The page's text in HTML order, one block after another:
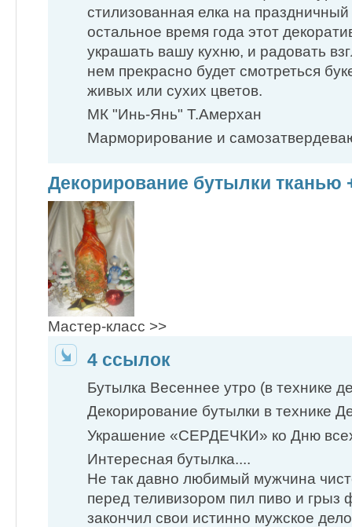
стилизованная елка на
остальное время года этот
украшать вашу кухню, и радовать
нем прекрасно будет смотреться
живых или сухих цветов.
МК "Инь-Янь" Т.Амерхан
Марморирование и
Декорирование бутылки тканью
Мастер-класс >>
4 ссылок
Бутылка Весеннее утро (в технике
Декорирование бутылки в технике
Украшение «СЕРДЕЧКИ» ко Дню
Интересная бутылка....
Не так давно любимый мужчина
перед теливизором пил пиво и грыз
закончил свои истинно мужское